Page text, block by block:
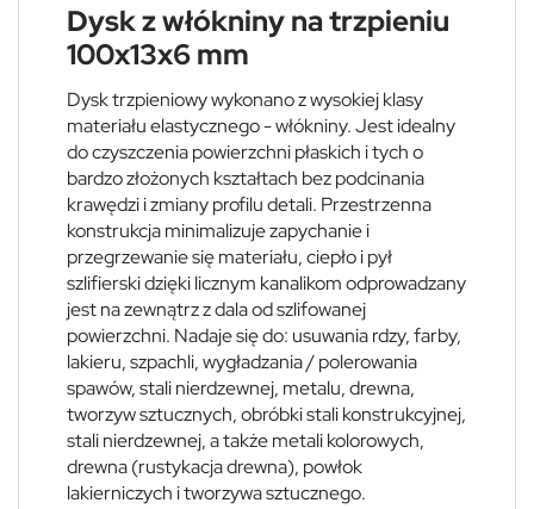
Dysk z włókniny na trzpieniu
100x13x6 mm
Dysk trzpieniowy wykonano z wysokiej klasy
materiału elastycznego - włókniny. Jest idealny
do czyszczenia powierzchni płaskich i tych o
bardzo złożonych kształtach bez podcinania
krawędzi i zmiany profilu detali. Przestrzenna
konstrukcja minimalizuje zapychanie i
przegrzewanie się materiału, ciepło i pył
szlifierski dzięki licznym kanalikom odprowadzany
jest na zewnątrz z dala od szlifowanej
powierzchni. Nadaje się do: usuwania rdzy, farby,
lakieru, szpachli, wygładzania / polerowania
spawów, stali nierdzewnej, metalu, drewna,
tworzyw sztucznych, obróbki stali konstrukcyjnej,
stali nierdzewnej, a także metali kolorowych,
drewna (rustykacja drewna), powłok
lakierniczych i tworzywa sztucznego.